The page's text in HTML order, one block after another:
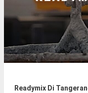
Readymix Di